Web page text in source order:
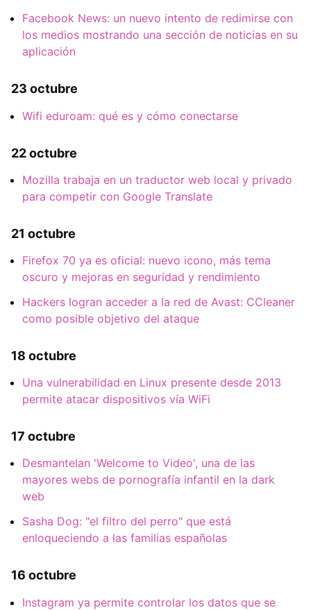
Facebook News: un nuevo intento de redimirse con
los medios mostrando una sección de noticias en su
aplicación
23 octubre
Wifi eduroam: qué es y cómo conectarse
22 octubre
Mozilla trabaja en un traductor web local y privado
para competir con Google Translate
21 octubre
Firefox 70 ya es oficial: nuevo icono, más tema
oscuro y mejoras en seguridad y rendimiento
Hackers logran acceder a la red de Avast: CCleaner
como posible objetivo del ataque
18 octubre
Una vulnerabilidad en Linux presente desde 2013
permite atacar dispositivos vía WiFi
17 octubre
Desmantelan 'Welcome to Video', una de las
mayores webs de pornografía infantil en la dark
web
Sasha Dog: "el filtro del perro" que está
enloqueciendo a las familias españolas
16 octubre
Instagram ya permite controlar los datos que se